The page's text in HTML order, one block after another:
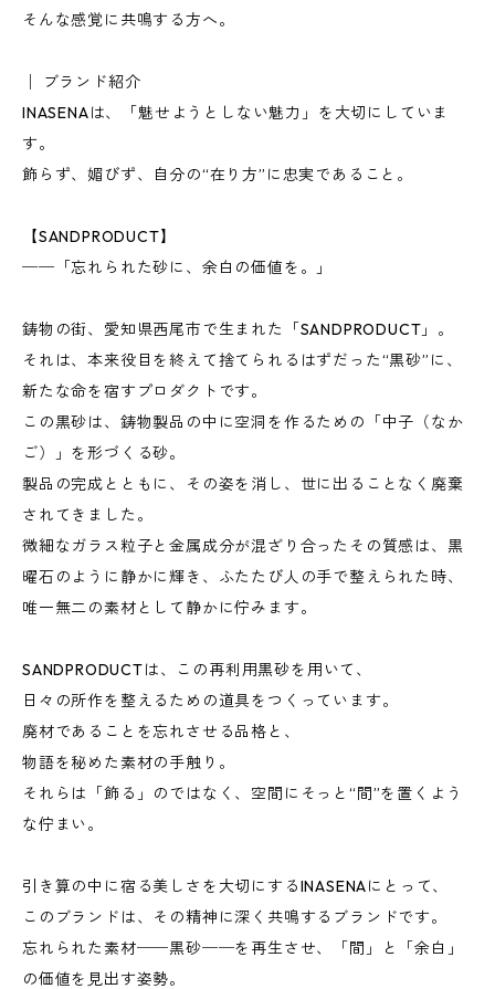
そんな感覚に共鳴する方へ。
│ ブランド紹介
INASENAは、「魅せようとしない魅力」を大切にしていま
す。
飾らず、媚びず、自分の“在り方”に忠実であること。
【SANDPRODUCT】
──「忘れられた砂に、余白の価値を。」
鋳物の街、愛知県西尾市で生まれた「SANDPRODUCT」。
それは、本来役目を終えて捨てられるはずだった“黒砂”に、
新たな命を宿すプロダクトです。
この黒砂は、鋳物製品の中に空洞を作るための「中子（なか
ご）」を形づくる砂。
製品の完成とともに、その姿を消し、世に出ることなく廃棄
されてきました。
微細なガラス粒子と金属成分が混ざり合ったその質感は、黒
曜石のように静かに輝き、ふたたび人の手で整えられた時、
唯一無二の素材として静かに佇みます。
SANDPRODUCTは、この再利用黒砂を用いて、
日々の所作を整えるための道具をつくっています。
廃材であることを忘れさせる品格と、
物語を秘めた素材の手触り。
それらは「飾る」のではなく、空間にそっと“間”を置くよう
な佇まい。
引き算の中に宿る美しさを大切にするINASENAにとって、
このブランドは、その精神に深く共鳴するブランドです。
忘れられた素材──黒砂──を再生させ、「間」と「余白」
の価値を見出す姿勢。